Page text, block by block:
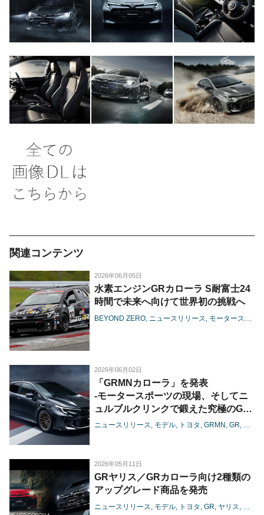
関連コンテンツ
2026年06月05日
水素エンジンGRカローラ S耐富士24
時間で未来へ向けて世界初の挑戦へ
BEYOND ZERO ニュースリリース モータースポーツ
2026年06月02日
「GRMNカローラ」を発表
-モータースポーツの現場、そしてニ
ュルブルクリンクで鍛えた究極のGR
カローラ-
ニュースリリース モデル トヨタ GRMN GR カロ
2026年05月11日
GRヤリス／GRカローラ向け2種類の
アップグレード商品を発売
ニュースリリース モデル トヨタ GR ヤリス